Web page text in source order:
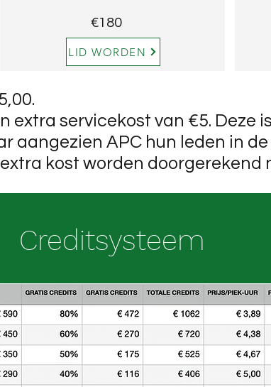
€180
LID WORDEN
extra servicekost van €5. Deze
aangezien APC hun leden in de
kost worden doorgerekend
Creditsysteem